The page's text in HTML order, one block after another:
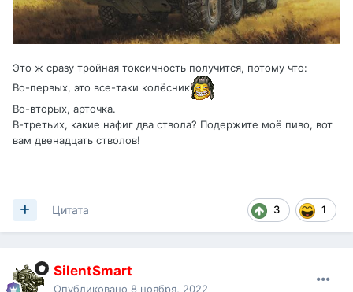
Это ж сразу тройная токсичность получится, потому что:
Во-первых, это все-таки колёсник
Во-вторых, арточка.
В-третьих, какие нафиг два ствола? Подержите моё пиво, вот
вам двенадцать стволов!
3 1
Цитата
SilentSmart
Опубликовано 8 ноября, 2022